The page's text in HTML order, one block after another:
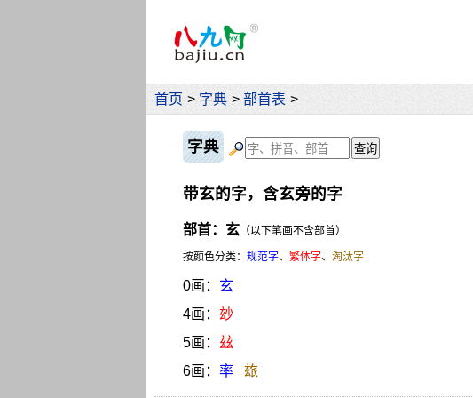
首页 > 字典 > 部首表 >
字典
带玄的字，含玄旁的字
部首：玄 （以下笔画不含部首）
按颜色分类： 规范字、 繁体字、 淘汰字
0画： 玄
4画： 玅
5画： 玆
6画： 率 玈